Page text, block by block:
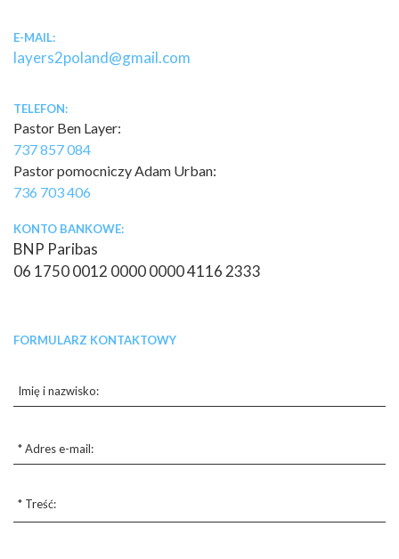
E-MAIL:
layers2poland@gmail.com
TELEFON:
Pastor Ben Layer:
737 857 084
Pastor pomocniczy Adam Urban:
736 703 406
KONTO BANKOWE:
BNP Paribas
06 1750 0012 0000 0000 4116 2333
FORMULARZ KONTAKTOWY